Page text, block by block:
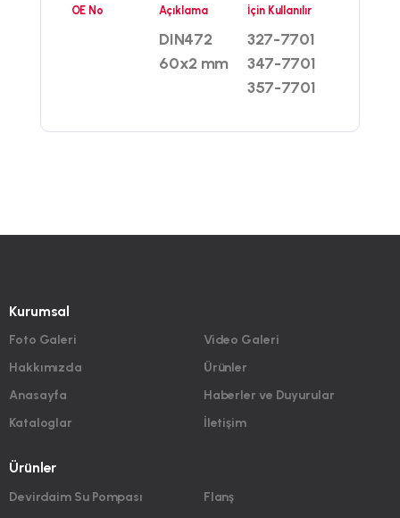
OE No Açıklama
DIN472
60x2 mm
İçin Kullanılır
327-7701
347-7701
357-7701
Kurumsal
Foto Galeri
Hakkımızda
Anasayfa
Kataloglar
Video Galeri
Ürünler
Haberler ve Duyurular
İletişim
Ürünler
Devirdaim Su Pompası
Flanş